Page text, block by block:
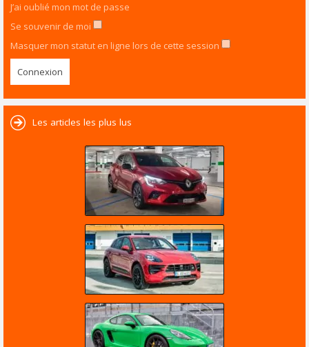
J’ai oublié mon mot de passe
Se souvenir de moi
Masquer mon statut en ligne lors de cette session
Les articles les plus lus